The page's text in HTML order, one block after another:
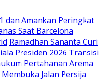
dan Amankan Peringkat
Saat Barcelona
Ramadhan Sananta Curi
Presiden 2026 Transisi
Pertahanan Arema
Jalan Persija